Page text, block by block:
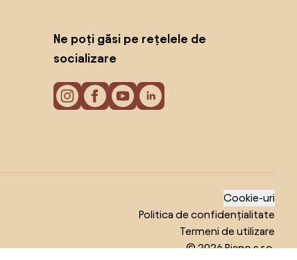
Ne poți găsi pe rețelele de
socializare
Cookie-uri
Politica de confidențialitate
Termeni de utilizare
© 2026 Biano s.r.o.